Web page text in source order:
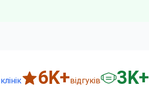
клінік 6K+відгуків 3K+